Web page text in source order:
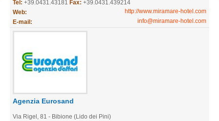
Tel: +39.0431.43181 Fax: +39.0431.439214
Web:
http://www.miramare-hotel.com
E-mail:
info@miramare-hotel.com
Agenzia Eurosand
Via Rigel, 81 - Bibione (Lido dei Pini)